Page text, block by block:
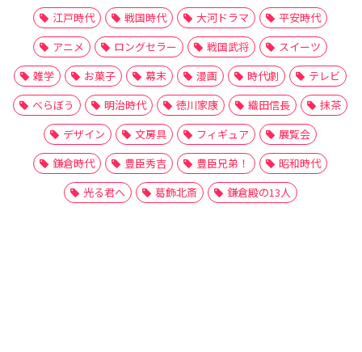
江戸時代 戦国時代 大河ドラマ
平安時代
アニメ
ロングセラー 戦国武将
スイーツ
雑学
お菓子 幕末 漫画 時代劇
テレビ
べらぼう
明治時代 徳川家康 織田信長
抹茶
デザイン
文房具 フィギュア
展覧会
鎌倉時代
豊臣秀吉 豊臣兄弟！
昭和時代
光る君へ
葛飾北斎 鎌倉殿の13人